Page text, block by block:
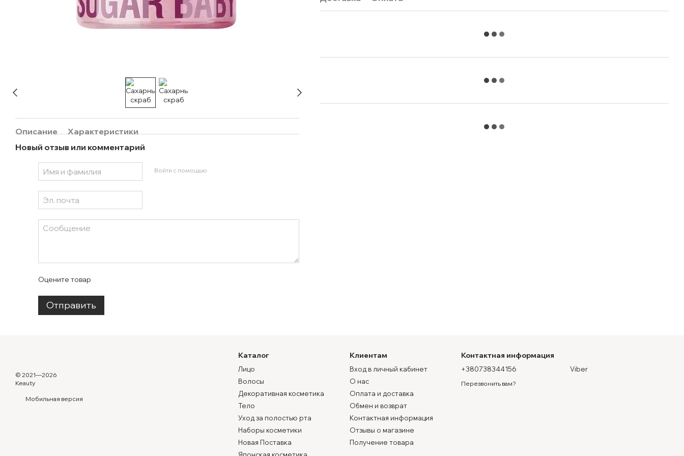
Описание
Характеристики
Новый отзыв или комментарий
Войти с помощью
Оцените товар
Отправить
© 2021—2026
Keauty
Мобильная версия
Каталог
Лицо
Волосы
Декоративная косметика
Тело
Уход за полостью рта
Наборы косметики
Новая Поставка
Клиентам
Вход в личный кабинет
О нас
Оплата и доставка
Обмен и возврат
Контактная информация
Отзывы о магазине
Получение товара
Контактная информация
+380738344156
Перезвонить вам?
Viber